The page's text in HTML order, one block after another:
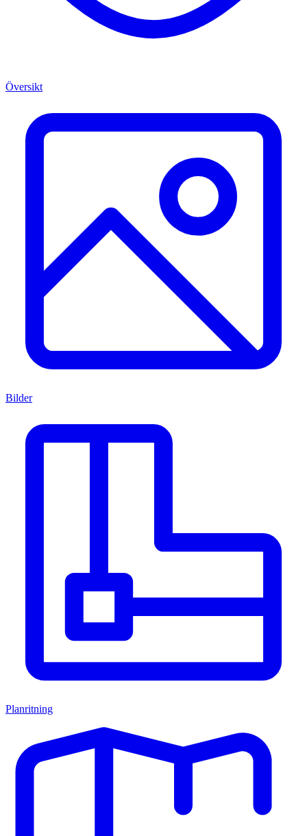
Översikt
Bilder
Planritning